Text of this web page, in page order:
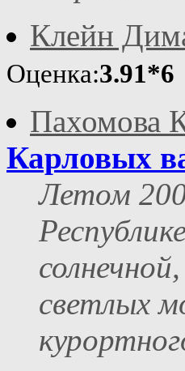
Клейн
Оценка:3.91*6
Пахомова
Карловых
Летом
светлых